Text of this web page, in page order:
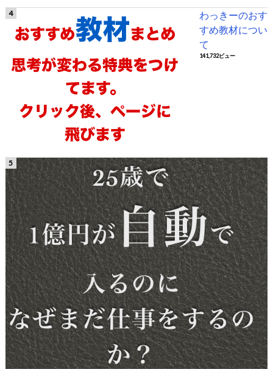
わっきーのおす
すめ教材につい
て
141,732ビュー